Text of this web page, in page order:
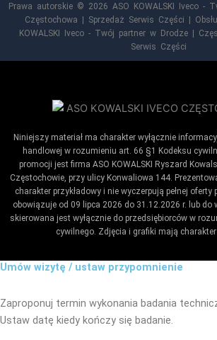
Prawa autorskie © 2026 ASO KOWALSKI Iveco -
Częstochowa | Sprzedaż Serwis Części |
KOWALSKI Iveco - Twój partner w Drodze |
Serwis Części
Niniejszy materiał ma charakter wyłącznie
handlowej w rozumieniu art. 66 §1 Kodeksu
promocji jest firma ASO KOWALSKI Ryszard
Częstochowie, przy ulicy Konwaliowa 144.
charakter przykładowy i nie wyczerpują pełnej
obowiązuje od 09 lipca 2026 do 31.12.2026 r. lub do
skierowana jest wyłącznie do przedsiębiorców w
cywilnego. Zdjęcia i grafiki mają
Umów wizytę / ustaw przypomnienie
Zaproponuj termin wykonania badania
Ustaw datę kiedy kończy się badanie.